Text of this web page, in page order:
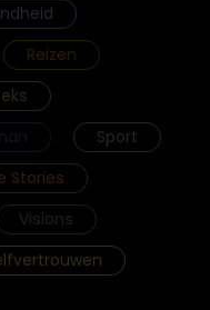
Reizen
Sport
Stories
Visions